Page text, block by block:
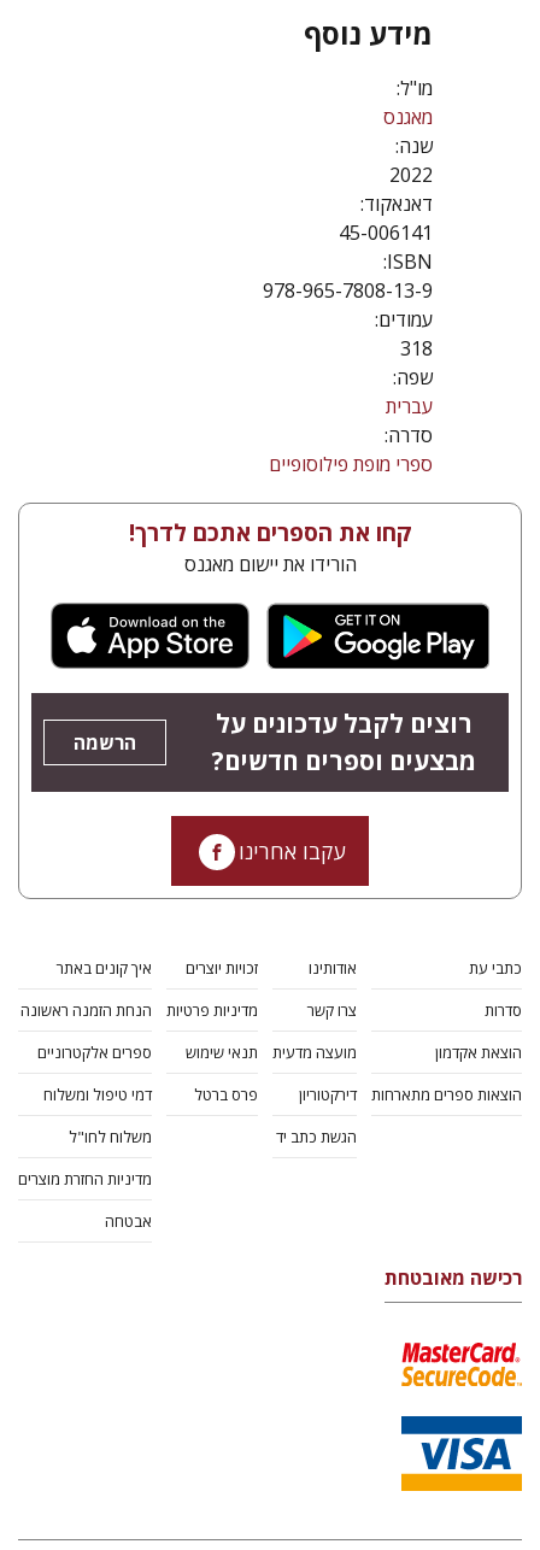
מידע נוסף
מו"ל:
מאגנס
שנה:
2022
דאנאקוד:
45-006141
ISBN:
978-965-7808-13-9
עמודים:
318
שפה:
עברית
סדרה:
ספרי מופת פילוסופיים
קחו את הספרים אתכם לדרך!
הורידו את יישום מאגנס
רוצים לקבל עדכונים על
מבצעים וספרים חדשים?
הרשמה
עקבו אחרינו
כתבי עת
סדרות
הוצאת אקדמון
הוצאות ספרים מתארחות
אודותינו
צרו קשר
מועצה מדעית
דירקטוריון
הגשת כתב יד
זכויות יוצרים
מדיניות פרטיות
תנאי שימוש
פרס ברטל
איך קונים באתר
הנחת הזמנה ראשונה
ספרים אלקטרוניים
דמי טיפול ומשלוח
משלוח לחו"ל
מדיניות החזרת מוצרים
אבטחה
רכישה מאובטחת